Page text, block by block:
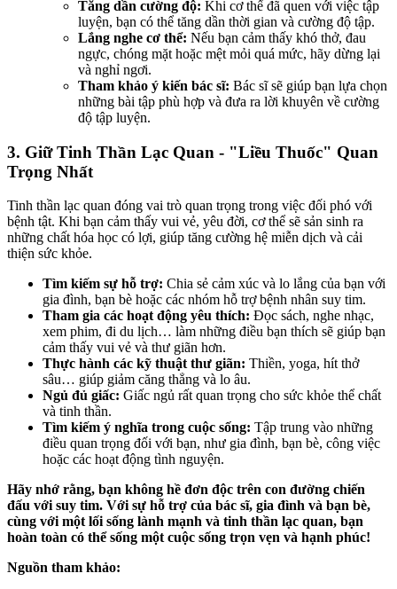
Tăng dần cường độ: Khi cơ thể đã quen với việc tập
luyện, bạn có thể tăng dần thời gian và cường độ tập.
Lắng nghe cơ thể: Nếu bạn cảm thấy khó thở, đau
ngực, chóng mặt hoặc mệt mỏi quá mức, hãy dừng lại
và nghỉ ngơi.
Tham khảo ý kiến bác sĩ: Bác sĩ sẽ giúp bạn lựa chọn
những bài tập phù hợp và đưa ra lời khuyên về cường
độ tập luyện.
3. Giữ Tinh Thần Lạc Quan - "Liều Thuốc" Quan
Trọng Nhất
Tinh thần lạc quan đóng vai trò quan trọng trong việc đối phó với
bệnh tật. Khi bạn cảm thấy vui vẻ, yêu đời, cơ thể sẽ sản sinh ra
những chất hóa học có lợi, giúp tăng cường hệ miễn dịch và cải
thiện sức khỏe.
Tìm kiếm sự hỗ trợ: Chia sẻ cảm xúc và lo lắng của bạn với
gia đình, bạn bè hoặc các nhóm hỗ trợ bệnh nhân suy tim.
Tham gia các hoạt động yêu thích: Đọc sách, nghe nhạc,
xem phim, đi du lịch… làm những điều bạn thích sẽ giúp bạn
cảm thấy vui vẻ và thư giãn hơn.
Thực hành các kỹ thuật thư giãn: Thiền, yoga, hít thở
sâu… giúp giảm căng thẳng và lo âu.
Ngủ đủ giấc: Giấc ngủ rất quan trọng cho sức khỏe thể chất
và tinh thần.
Tìm kiếm ý nghĩa trong cuộc sống: Tập trung vào những
điều quan trọng đối với bạn, như gia đình, bạn bè, công việc
hoặc các hoạt động tình nguyện.
Hãy nhớ rằng, bạn không hề đơn độc trên con đường chiến
đấu với suy tim. Với sự hỗ trợ của bác sĩ, gia đình và bạn bè,
cùng với một lối sống lành mạnh và tinh thần lạc quan, bạn
hoàn toàn có thể sống một cuộc sống trọn vẹn và hạnh phúc!
Nguồn tham khảo: